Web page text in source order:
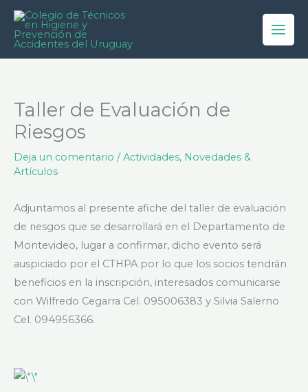
contenido
Taller de Evaluación de
Riesgos
Deja un comentario /Actividades, Novedades &
Artículos
Adjuntamos al presente afiche del taller de evaluación
de riesgos que se desarrollará en el Departamento de
Montevideo, lugar a confirmar, dicho evento será
auspiciado por el CTHPA por lo que los socios tendrán
beneficios en la inscripción, interesados comunicarse
con Wilfredo Cegarra Cel. 095006383 y Silvia Salerno
Cel. 094956366.